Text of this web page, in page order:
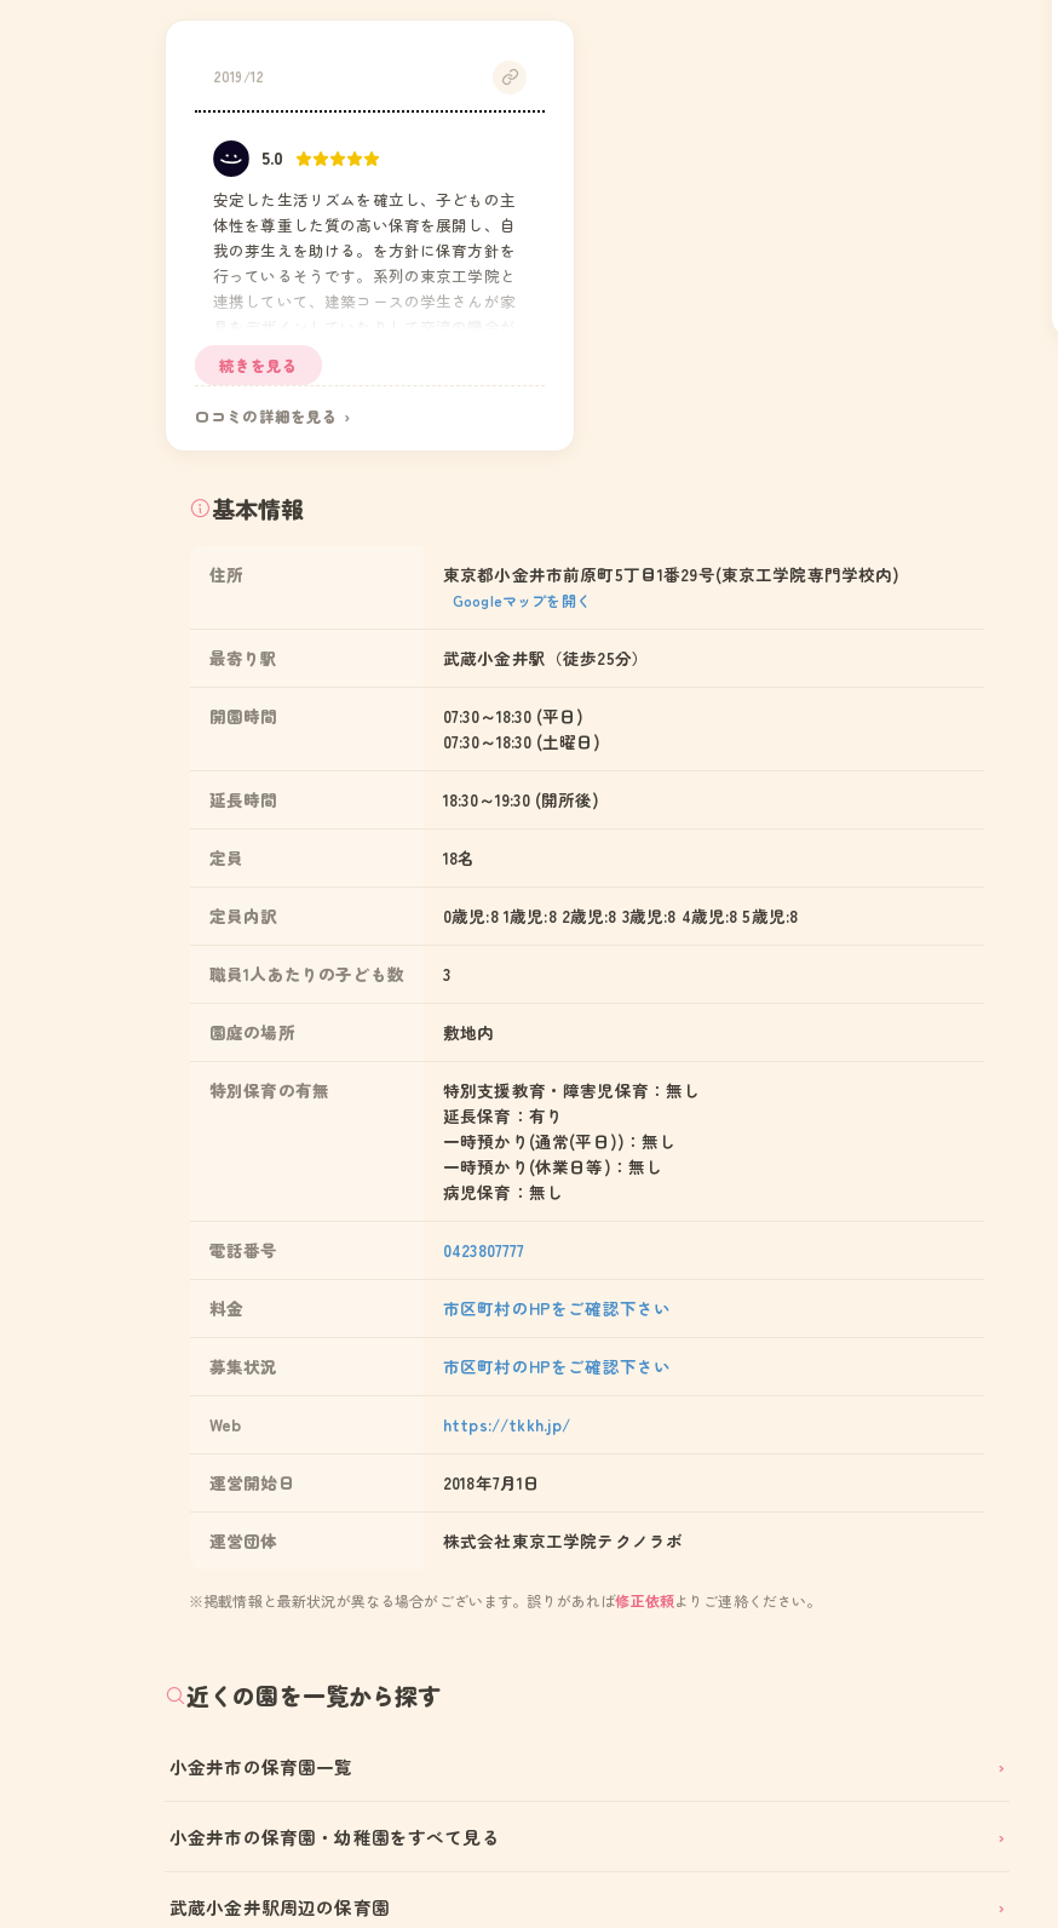
2019/12
5.0
安定した生活リズムを確立し、子どもの主
体性を尊重した質の高い保育を展開し、自
我の芽生えを助ける。を方針に保育方針を
行っているそうです。系列の東京工学院と
連携していて、建築コースの学生さんが家
ありました。プールの指導と英語教室とっ
たカリキュラムがあって、外部の先生に専
続きを見る
口コミの詳細を見る ›
基本情報
住所 東京都小金井市前原町5丁目1番29号(東京工学院専門学校内)
Googleマップを開く
最寄り駅 武蔵小金井駅（徒歩25分）
開園時間
07:30～18:30 (平日)
07:30～18:30 (土曜日)
延長時間 18:30～19:30 (開所後)
定員 18名
定員内訳 0歳児:8 1歳児:8 2歳児:8 3歳児:8 4歳児:8 5歳児:8
職員1人あたりの子ども数 3
園庭の場所 敷地内
特別保育の有無
特別支援教育・障害児保育：無し
延長保育：有り
一時預かり(通常(平日))：無し
一時預かり(休業日等)：無し
病児保育：無し
電話番号 0423807777
料金 市区町村のHPをご確認下さい
募集状況 市区町村のHPをご確認下さい
Web https://tkkh.jp/
運営開始日 2018年7月1日
運営団体 株式会社東京工学院テクノラボ
※掲載情報と最新状況が異なる場合がございます。誤りがあれば修正依頼よりご連絡ください。
近くの園を一覧から探す
小金井市の保育園一覧
小金井市の保育園・幼稚園をすべて見る
武蔵小金井駅周辺の保育園